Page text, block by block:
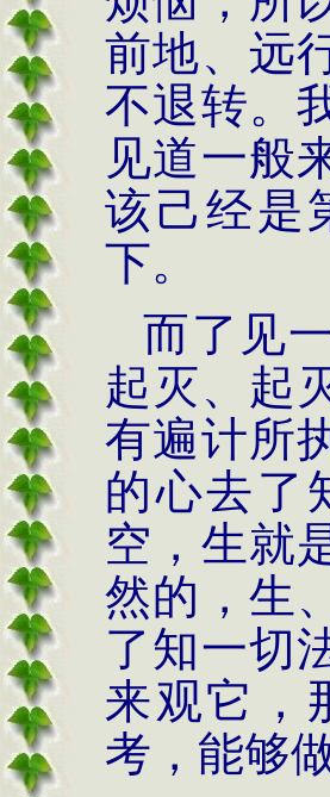
前地、远
不退转。
见道一般
该己经是
下。
而了见
起灭、起
有遍计所
的心去了
空，生就
然的，生
了知一切
来观它，
考，能够